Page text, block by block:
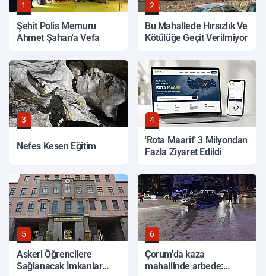
1
Şehit Polis Memuru
Ahmet Şahan'a Vefa
2
Bu Mahallede Hırsızlık Ve
Kötülüğe Geçit Verilmiyor
3
Nefes Kesen Eğitim
4
'Rota Maarif' 3 Milyondan
Fazla Ziyaret Edildi
5
Askeri Öğrencilere
Sağlanacak İmkanlar
6
Çorum'da kaza
mahallinde arbede: